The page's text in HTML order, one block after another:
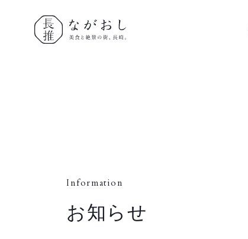
Information
お知らせ